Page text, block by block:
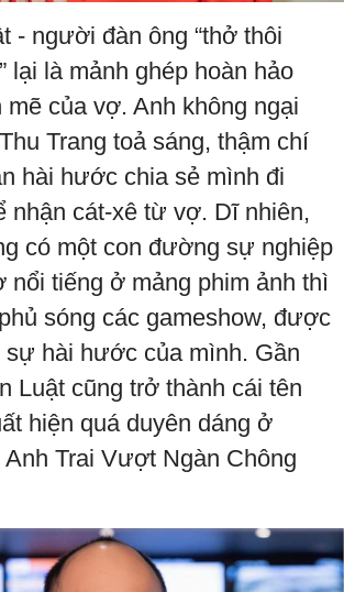
- người đàn ông “thở thôi
lại là mảnh ghép hoàn hảo
của vợ. Anh không ngại
Trang toả sáng, thậm chí
hài hước chia sẻ mình đi
nhận cát-xê từ vợ. Dĩ nhiên,
có một con đường sự nghiệp
nổi tiếng ở mảng phim ảnh thì
sóng các gameshow, được
hài hước của mình. Gần
Luật cũng trở thành cái tên
hiện quá duyên dáng ở
Trai Vượt Ngàn Chông